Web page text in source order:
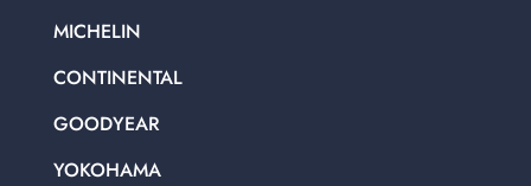
MICHELIN
CONTINENTAL
GOODYEAR
YOKOHAMA